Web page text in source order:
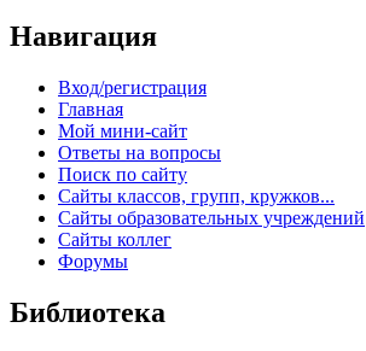
Навигация
Вход/регистрация
Главная
Мой мини-сайт
Ответы на вопросы
Поиск по сайту
Сайты классов, групп, кружков...
Сайты образовательных учреждений
Сайты коллег
Форумы
Библиотека